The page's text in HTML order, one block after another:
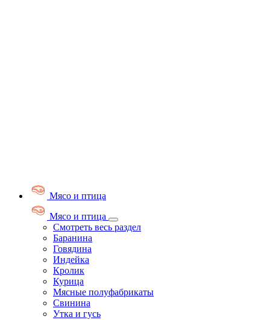
Мясо и птица
Мясо и птица
Смотреть весь раздел
Баранина
Говядина
Индейка
Кролик
Курица
Мясные полуфабрикаты
Свинина
Утка и гусь